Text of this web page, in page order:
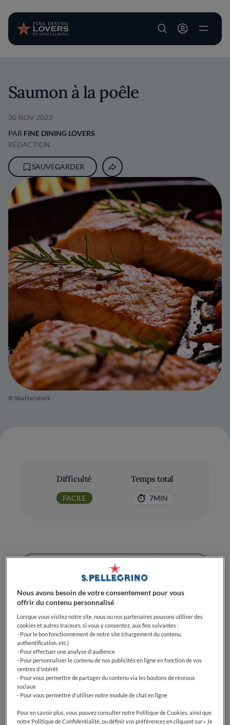
User account
© Shutterstock
Saumon à la poêle
30 NOV 2023
PAR FINE DINING LOVERS
RÉDACTION
SAUVEGARDER
Difficulté
FACILE
Temps total
7MIN
Ingrédients
Saumon: 4 pavés avec la peau
Beurre: 1 grosse noix
Ciboule: 2 cuillères à café
Jus de citron: 1
Sel
Poivre
Nous avons besoin de votre consentement pour vous
offrir du contenu personnalisé
Lorsque vous visitez notre site, nous ou nos partenaires pouvons utiliser des
cookies et autres traceurs, si vous y consentez, aux fins suivantes :
- Pour le bon fonctionnement de notre site (chargement du contenu,
authentification, etc.)
- Pour effectuer une analyse d'audience
- Pour personnaliser le contenu de nos publicités en ligne en fonction de vos
centres d'intérêt
- Pour vous permettre de partager du contenu via les boutons de réseaux
sociaux
- Pour vous permettre d'utiliser notre module de chat en ligne
Pour en savoir plus, vous pouvez consulter notre Politique de Cookies, ainsi que
notre Politique de Confidentialité, ou définir vos préférences en cliquant sur « Je